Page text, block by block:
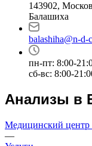
143902,
Балашиха
balashiha@n-d-
пн-пт: 8:00-
сб-вс: 8:00-
Анализы в
Медицинский
—